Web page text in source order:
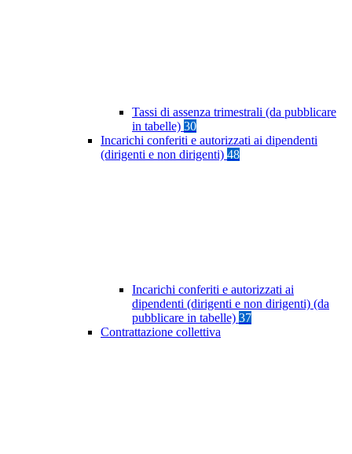
Tassi di assenza trimestrali (da pubblicare
in tabelle) 30
Incarichi conferiti e autorizzati ai dipendenti
(dirigenti e non dirigenti) 48
Incarichi conferiti e autorizzati ai
dipendenti (dirigenti e non dirigenti) (da
pubblicare in tabelle) 37
Contrattazione collettiva